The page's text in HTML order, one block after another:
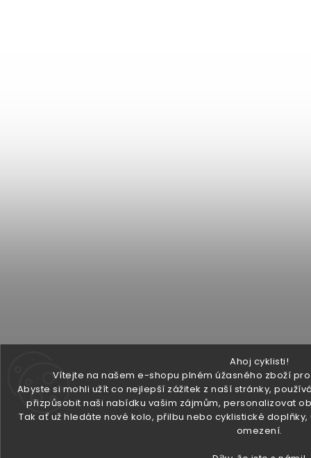
Ahoj cyklisti!
Vítejte na našem e-shopu plném úžasného zboží
Abyste si mohli užít co nejlepší zážitek z naší stránky,
přizpůsobit naši nabídku vašim zájmům, personalizovat
Tak ať už hledáte nové kolo, přilbu nebo cyklistické
omezení.